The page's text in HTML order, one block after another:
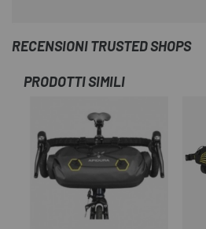
RECENSIONI TRUSTED SHOPS
PRODOTTI SIMILI